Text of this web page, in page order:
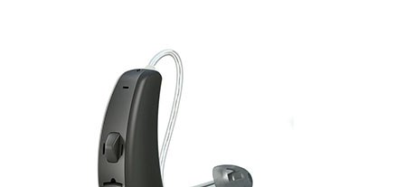
Signia hoortoestellen Signia Pure BCT IX
Audio Service R LI 7
HoortoestelbatterijenWidex filters
Onderhoudsartikelen
Signia Active Mini IX - Oplaadbaar